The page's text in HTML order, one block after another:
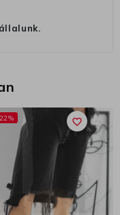
favorite_border